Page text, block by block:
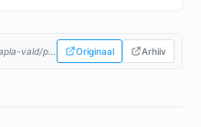
Originaal Arhiiv